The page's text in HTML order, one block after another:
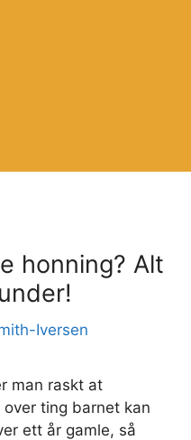
honning? Alt
Iversen
man raskt at
ting barnet kan
ett år gamle, så